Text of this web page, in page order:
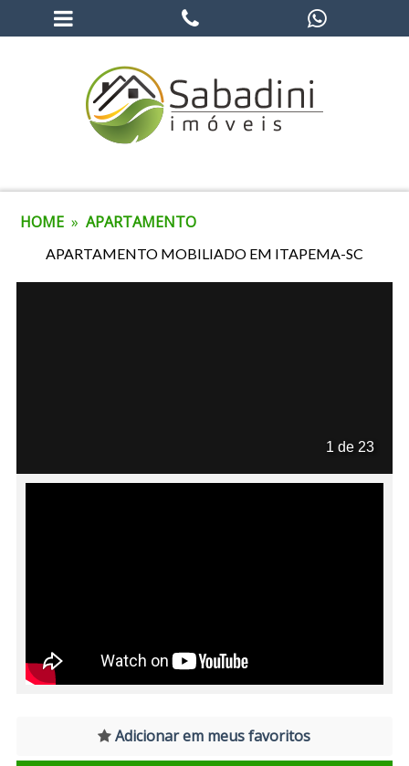
HOME » APARTAMENTO
APARTAMENTO MOBILIADO EM ITAPEMA-SC
1 de 23
Adicionar em meus favoritos